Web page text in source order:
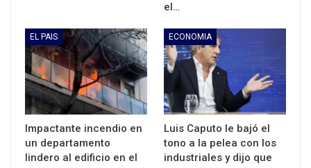
el…
EL PAIS
Impactante incendio en
un departamento
lindero al edificio en el
ECONOMIA
Luis Caputo le bajó el
tono a la pelea con los
industriales y dijo que